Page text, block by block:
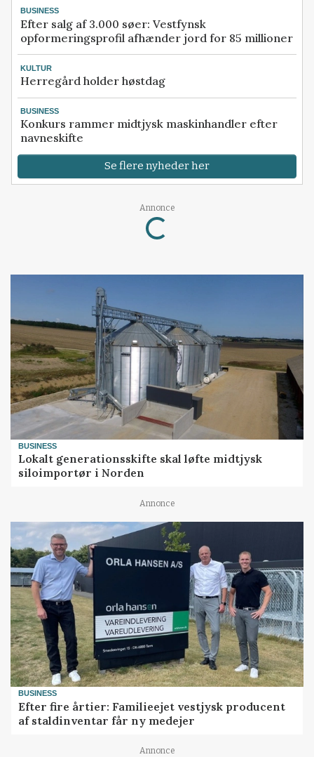
BUSINESS
Efter salg af 3.000 søer: Vestfynsk
opformeringsprofil afhænder jord for 85 millioner
KULTUR
Herregård holder høstdag
BUSINESS
Konkurs rammer midtjysk maskinhandler efter
navneskifte
Se flere nyheder her
Annonce
Loading...
BUSINESS
Lokalt generationsskifte skal løfte midtjysk
siloimportør i Norden
Annonce
BUSINESS
Efter fire årtier: Familieejet vestjysk producent
af staldinventar får ny medejer
Annonce